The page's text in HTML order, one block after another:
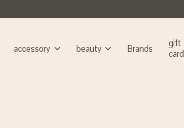
accessory beauty Brands
gift
card